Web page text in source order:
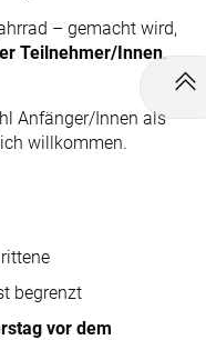
– gemacht wird,
Teilnehmer/Innen.
Anfänger/Innen als
willkommen.
begrenzt
vor dem